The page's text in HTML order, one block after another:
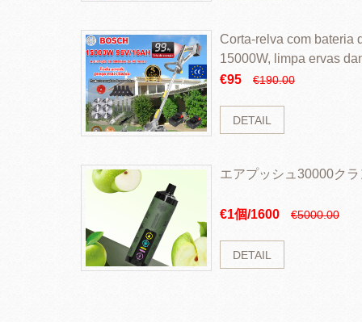
Corta-relva com bateria
15000W, limpa ervas
rapidamente
€95 €190.00
DETAIL
エアプッシュ30000ク
€1個/1600 €5000.00
DETAIL